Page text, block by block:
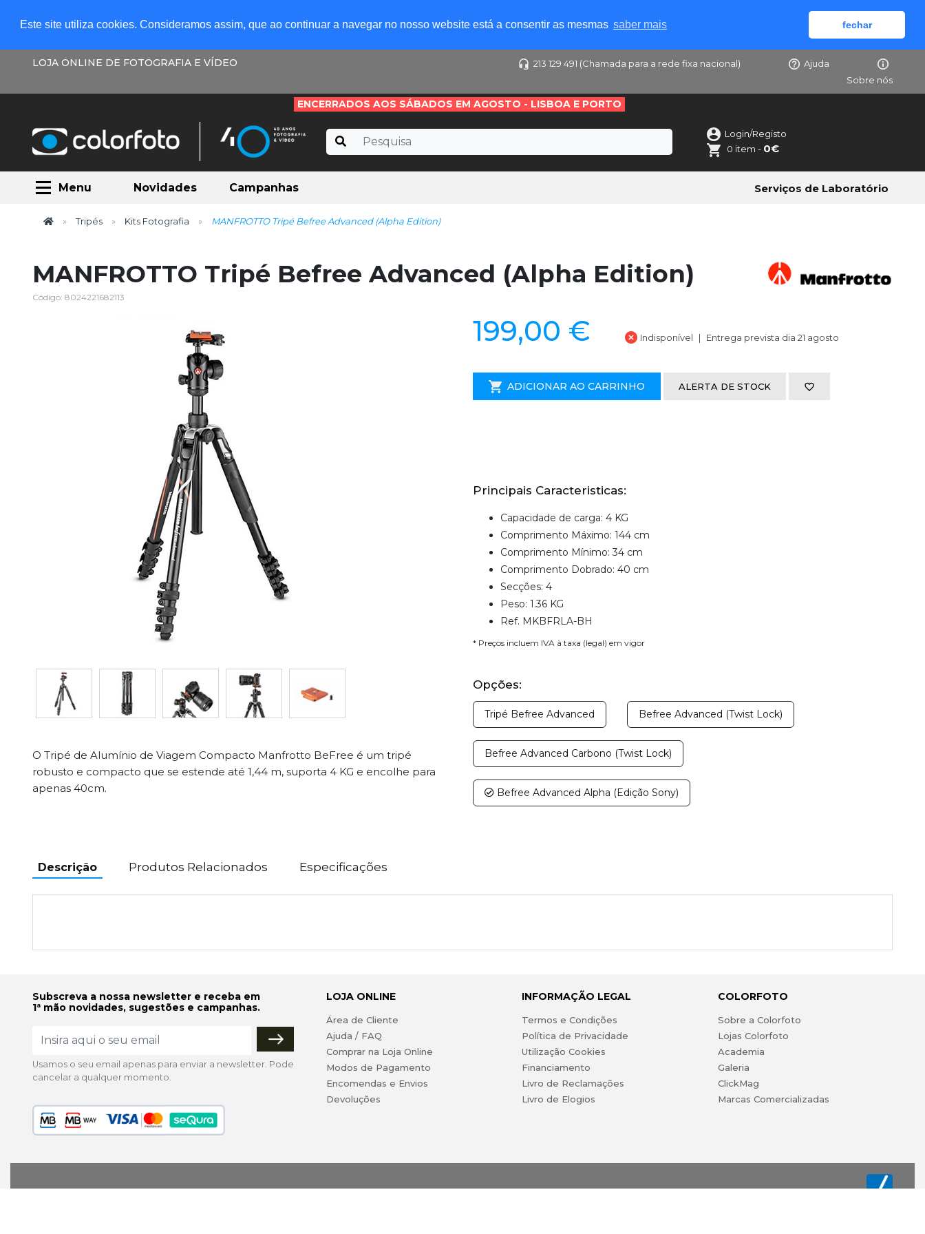
Este site utiliza cookies. Consideramos assim, que ao continuar a navegar no nosso website está a consentir as mesmas saber mais fechar
LOJA ONLINE DE FOTOGRAFIA E VÍDEO 213 129 491 (Chamada para a rede fixa nacional)
Ajuda
Sobre nós
ENCERRADOS AOS SÁBADOS EM AGOSTO - LISBOA E PORTO
Login/Registo
0 item - 0€
Menu Novidades Campanhas Serviços de Laboratório
Tripés Kits Fotografia MANFROTTO Tripé Befree Advanced (Alpha Edition)
MANFROTTO Tripé Befree Advanced (Alpha Edition)
Código: 8024221682113
O Tripé de Alumínio de Viagem Compacto Manfrotto BeFree é um tripé
robusto e compacto que se estende até 1,44 m, suporta 4 KG e encolhe para
apenas 40cm.
199,00 € Indisponível Entrega prevista dia 21 agosto
ADICIONAR AO CARRINHO ALERTA DE STOCK
Principais Caracteristicas:
Capacidade de carga: 4 KG
Comprimento Máximo: 144 cm
Comprimento Mínimo: 34 cm
Comprimento Dobrado: 40 cm
Secções: 4
Peso: 1.36 KG
Ref. MKBFRLA-BH
* Preços incluem IVA à taxa (legal) em vigor
Opções:
Tripé Befree Advanced Befree Advanced (Twist Lock)
Befree Advanced Carbono (Twist Lock)
Befree Advanced Alpha (Edição Sony)
Descrição Produtos Relacionados Especificações
Subscreva a nossa newsletter e receba em
1ª mão novidades, sugestões e campanhas.
Usamos o seu email apenas para enviar a newsletter. Pode
cancelar a qualquer momento.
LOJA ONLINE
Área de Cliente
Ajuda / FAQ
Comprar na Loja Online
Modos de Pagamento
Encomendas e Envios
Devoluções
INFORMAÇÃO LEGAL
Termos e Condições
Política de Privacidade
Utilização Cookies
Financiamento
Livro de Reclamações
Livro de Elogios
COLORFOTO
Sobre a Colorfoto
Lojas Colorfoto
Academia
Galeria
ClickMag
Marcas Comercializadas